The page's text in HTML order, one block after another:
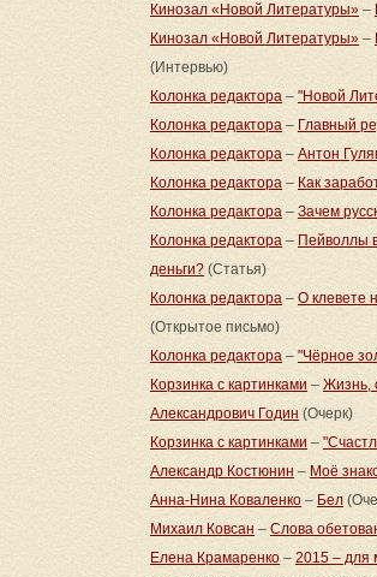
Кинозал «Новой Литературы» –
Кинозал «Новой Литературы» –
(Интервью)
Колонка редактора – "Новой
Колонка редактора – Главный
Колонка редактора – Антон
Колонка редактора – Как
Колонка редактора – Зачем
Колонка редактора – Пейволлы
деньги? (Статья)
Колонка редактора – О клевете
(Открытое письмо)
Колонка редактора – "Чёрное
Корзинка с картинками – Жизнь,
Александрович Годин (Очерк)
Корзинка с картинками –
Александр Костюнин – Моё
Анна-Нина Коваленко – Бел
Михаил Ковсан – Слова
Елена Крамаренко – 2015 – для